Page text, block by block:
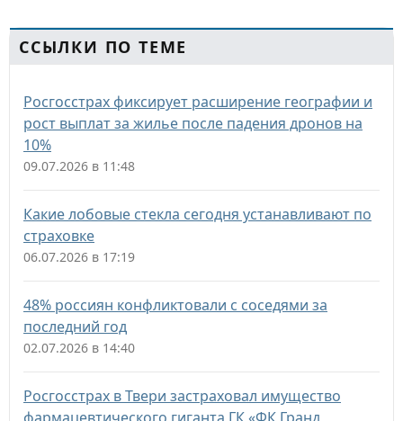
ССЫЛКИ ПО ТЕМЕ
Росгосстрах фиксирует расширение географии и
рост выплат за жилье после падения дронов на
10%
09.07.2026 в 11:48
Какие лобовые стекла сегодня устанавливают по
страховке
06.07.2026 в 17:19
48% россиян конфликтовали с соседями за
последний год
02.07.2026 в 14:40
Росгосстрах в Твери застраховал имущество